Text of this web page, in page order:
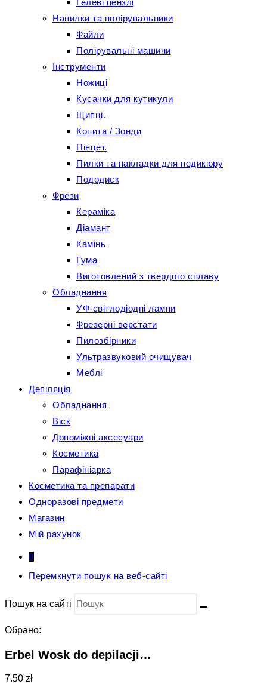
Гелеві пензлі
Напилки та полірувальники
Файли
Полірувальні машини
Інструменти
Ножиці
Кусачки для кутикули
Щипці.
Копита / Зонди
Пінцет.
Пилки та накладки для педикюру
Пододиск
Фрези
Кераміка
Діамант
Камінь
Гума
Виготовлений з твердого сплаву
Обладнання
УФ-світлодіодні лампи
Фрезерні верстати
Пилозбірники
Ультразвуковий очищувач
Меблі
Депіляція
Обладнання
Віск
Допоміжні аксесуари
Косметика
Парафініарка
Косметика та препарати
Одноразові предмети
Магазин
Мій рахунок
0
Перемкнути пошук на веб-сайті
Пошук на сайті
Обрано:
Erbel Wosk do depilacji…
7.50 zł